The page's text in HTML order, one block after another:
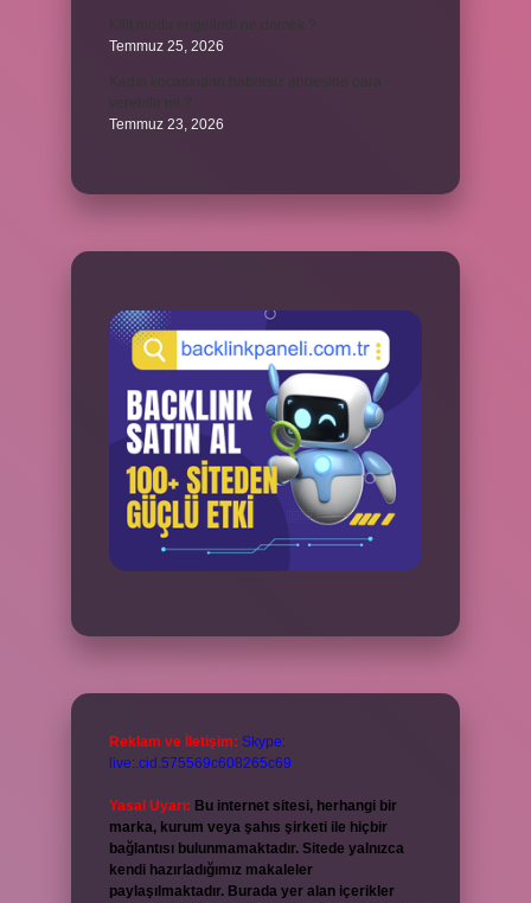
Temmuz 25, 2026
Temmuz 23, 2026
Reklam ve İletişim: Skype:
live:.cid.575569c608265c69
Yasal Uyarı: Bu internet sitesi, herhangi bir
marka, kurum veya şahıs şirketi ile hiçbir
bağlantısı bulunmamaktadır. Sitede yalnızca
kendi hazırladığımız makaleler
paylaşılmaktadır. Burada yer alan içerikler